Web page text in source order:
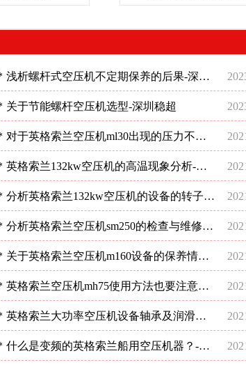
浅析螺杆式空压机不定期保养的后果-深圳
稳超
关于节能螺杆空压机选型-深圳稳超
对于英格索兰空压机ml30出现的压力不足
现象分析-深圳稳超
英格索兰132kw空压机的高温现象分析-深
圳稳超
分析英格索兰132kw空压机的设备的转子平
衡-深圳稳超
分析英格索兰空压机sm250的检查与维修情
况-深圳稳超
关于英格索兰空压机m160设备的保养情况
分析-深圳稳超
英格索兰空压机mh75使用方法也要注意？-
深圳稳超
英格索兰大功率空压机设备轴承及润滑油
的使用注意事项-深圳稳超
什么是变频的英格索兰船用空压机器？-深